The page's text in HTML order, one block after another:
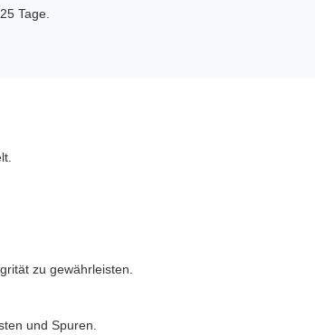
Tage.
zu gewährleisten.
und Spuren.